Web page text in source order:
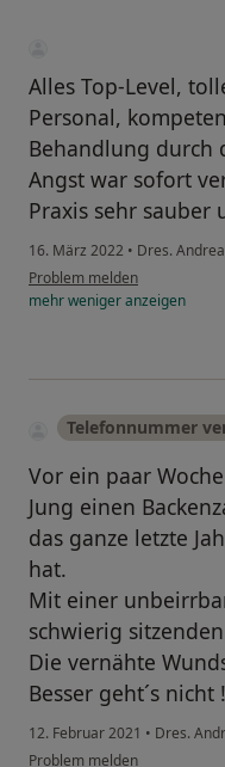
Alles Top-Level,
Personal,
Behandlung durch
Angst war sofort
Praxis sehr sauber
16. März 2022 • Dres.
Problem melden
mehrwenigeranzeigen
Telefonnummer
Vor ein paar
Jung einen
das ganze letzte
hat.
Mit einer
schwierig
Die vernähte
Besser geht´s nicht !
12. Februar 2021 • Dres.
Problem melden